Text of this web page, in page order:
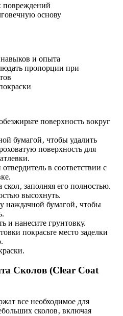
повреждений
основу
и опыта
пропорции при
поверхность вокруг
бумагой‚ чтобы удалить
поверхность для
в соответствии с
заполняя его полностью.
высохнуть.
наждачной бумагой‚ чтобы
и нанесите грунтовку.
покрасьте место заделки
Сколов (Clear Coat
все необходимое для
сколов‚ включая